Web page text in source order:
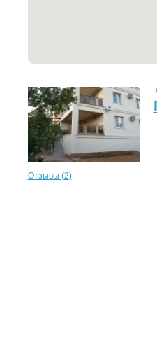
Отзывы (2)